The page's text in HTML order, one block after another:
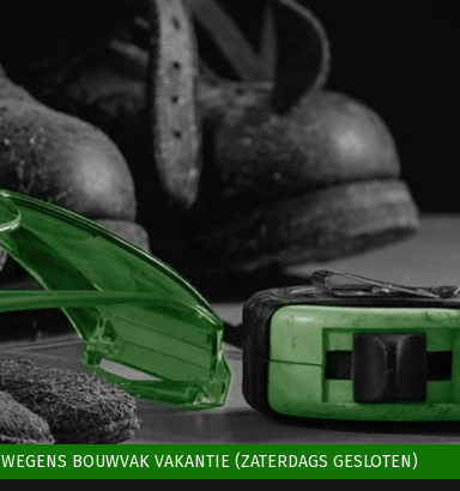
WEGENS BOUWVAK VAKANTIE (ZATERDAGS GESLOTEN)